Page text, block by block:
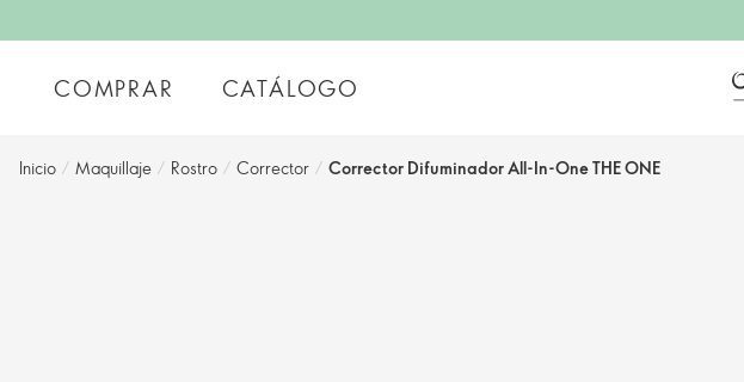
COMPRAR CATÁLOGO
Inicio / Maquillaje / Rostro / Corrector / Corrector Difuminador All-In-One THE ONE